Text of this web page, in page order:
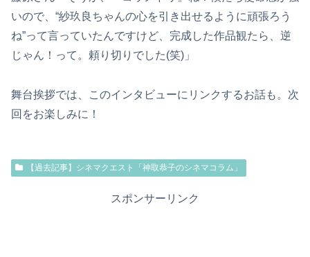
いので、“紗玖良ちゃんの心を引き出せるように頑張ろう
ね”って言っていたんですけど、完成した作品観たら、逆
じゃん！って。頼り切りでした(笑)」
舞台挨拶では、このインタビューにリンクするお話も。次
回をお楽しみに！
【過去記事】シネマクエスト「神取恭子のシネマコラム」
スポンサーリンク